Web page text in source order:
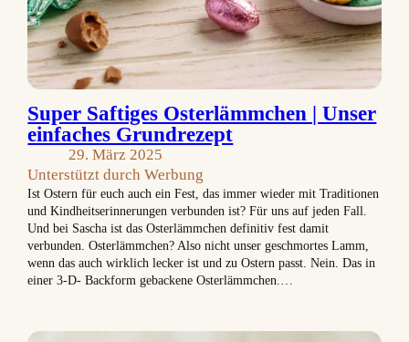
Super Saftiges Osterlämmchen | Unser
einfaches Grundrezept
29. März 2025
Unterstützt durch Werbung
Ist Ostern für euch auch ein Fest, das immer wieder mit Traditionen
und Kindheitserinnerungen verbunden ist? Für uns auf jeden Fall.
Und bei Sascha ist das Osterlämmchen definitiv fest damit
verbunden. Osterlämmchen? Also nicht unser geschmortes Lamm,
wenn das auch wirklich lecker ist und zu Ostern passt. Nein. Das in
einer 3-D- Backform gebackene Osterlämmchen.…